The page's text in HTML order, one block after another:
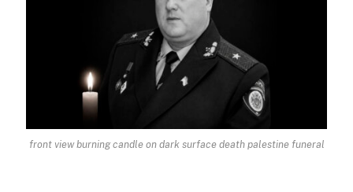
front view burning candle on dark surface death palestine funeral